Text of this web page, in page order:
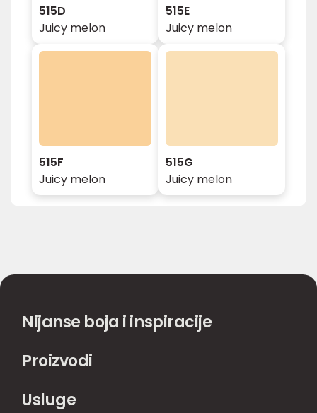
515D
Juicy melon
515E
Juicy melon
515F
Juicy melon
515G
Juicy melon
Nijanse boja i inspiracije
Proizvodi
Usluge